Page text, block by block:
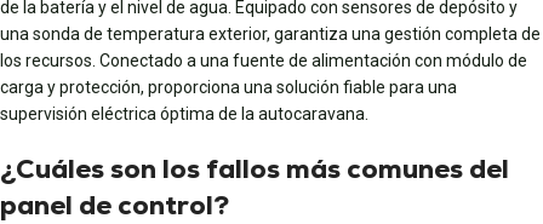
de la batería y el nivel de agua. Equipado con sensores de depósito y
una sonda de temperatura exterior, garantiza una gestión completa de
los recursos. Conectado a una fuente de alimentación con módulo de
carga y protección, proporciona una solución fiable para una
supervisión eléctrica óptima de la autocaravana.
¿Cuáles son los fallos más comunes del
panel de control?